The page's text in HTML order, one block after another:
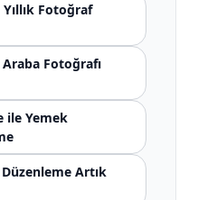
Fotoğraf
Araba Fotoğrafı
ile Yemek
Artık